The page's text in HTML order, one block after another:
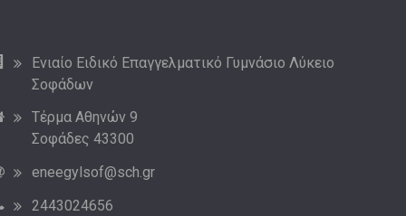
Ενιαίο Ειδικό Επαγγελματικό Γυμνάσιο Λύκειο
Σοφάδων
Τέρμα Αθηνών 9
Σοφάδες 43300
eneegylsof@sch.gr
2443024656